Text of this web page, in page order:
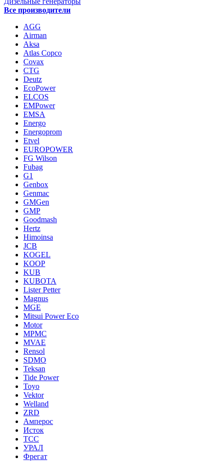
Все производители
AGG
Airman
Aksa
Atlas Copco
Covax
CTG
Deutz
EcoPower
ELCOS
EMPower
EMSA
Energo
Energoprom
Etvel
EUROPOWER
FG Wilson
Fubag
G1
Genbox
Genmac
GMGen
GMP
Goodmash
Hertz
Himoinsa
JCB
KOGEL
KOOP
KUB
KUBOTA
Lister Petter
Magnus
MGE
Mitsui Power Eco
Motor
MPMC
MVAE
Rensol
SDMO
Teksan
Tide Power
Toyo
Vektor
Welland
ZRD
Амперос
Исток
ТСС
УРАЛ
Фрегат